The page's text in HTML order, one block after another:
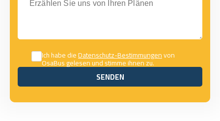
Ich habe dieDatenschutz-Bestimmungenvon
OsaBus gelesen und stimme ihnen zu.
SENDEN
SENDEN